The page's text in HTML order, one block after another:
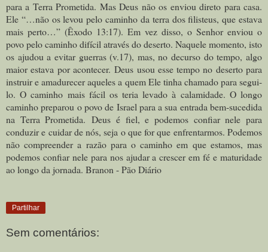
para a Terra Prometida. Mas Deus não os enviou direto para casa.
Ele “…não os levou pelo caminho da terra dos filisteus, que estava
mais perto…” (Êxodo 13:17). Em vez disso, o Senhor enviou o
povo pelo caminho difícil através do deserto. Naquele momento, isto
os ajudou a evitar guerras (v.17), mas, no decurso do tempo, algo
maior estava por acontecer.Deus usou esse tempo no deserto para
instruir e amadurecer aqueles a quem Ele tinha chamado para segui-
lo. O caminho mais fácil os teria levado à calamidade. O longo
caminho preparou o povo de Israel para a sua entrada bem-sucedida
na Terra Prometida.Deus é fiel, e podemos confiar nele para
conduzir e cuidar de nós, seja o que for que enfrentarmos. Podemos
não compreender a razão para o caminho em que estamos, mas
podemos confiar nele para nos ajudar a crescer em fé e maturidade
ao longo da jornada. Branon - Pão Diário
Partilhar
Sem comentários: